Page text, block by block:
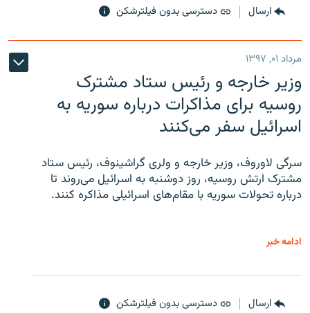
ارسال دسترسی بدون فیلترشکن
مرداد ۰۱, ۱۳۹۷
وزیر خارجه و رئیس‌ ستاد مشترک
روسیه برای مذاکرات درباره سوریه به
اسرائیل سفر می‌کنند
سرگی لاوروف، وزیر خارجه و ولری گراشینوف، رئیس ستاد
مشترک ارتش روسیه، روز دوشنبه به اسرائیل می‌روند تا
درباره تحولات سوریه با مقام‌های اسرائیلی مذاکره کنند.
ادامه خبر
ارسال دسترسی بدون فیلترشکن